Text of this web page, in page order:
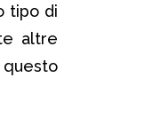
tipo di
altre
questo